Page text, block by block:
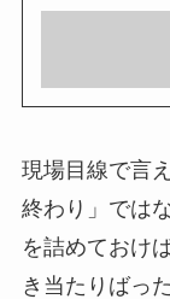
現場目線で言
終わり」では
を詰めておけ
き当たりばっ